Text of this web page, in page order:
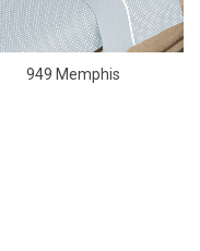
949 Memphis